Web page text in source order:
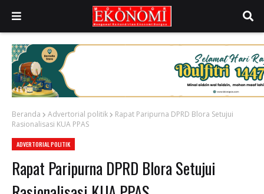
Beranda Advertorial politik
Rapat Paripurna DPRD Blora Setujui
Rasionalisasi KUA PPAS
ADVERTORIAL POLITIK
Rapat Paripurna DPRD Blora Setujui